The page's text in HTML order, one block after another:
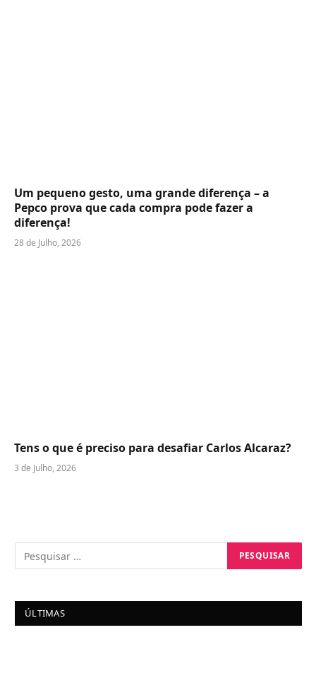
Um pequeno gesto, uma grande diferença – a
Pepco prova que cada compra pode fazer a
diferença!
28 de Julho, 2026
Tens o que é preciso para desafiar Carlos Alcaraz?
3 de Julho, 2026
ÚLTIMAS